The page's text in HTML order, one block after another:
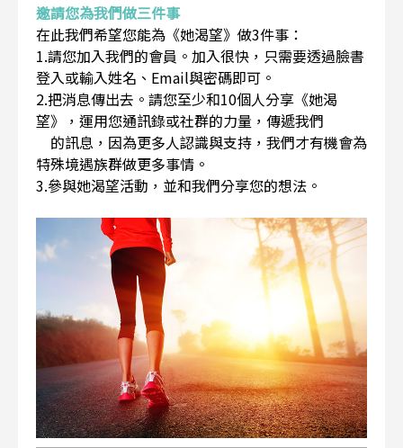
邀請您為我們做三件事
在此我們希望您能為《她渴望》做3件事：
1.請您加入我們的會員。加入很快，只需要透過臉書
登入或輸入姓名、Email與密碼即可。
2.把消息傳出去。請您至少和10個人分享《她渴
望》，運用您通訊錄或社群的力量，傳遞我們
的訊息，因為更多人認識與支持，我們才有機會為
特殊境遇族群做更多事情。
3.參與她渴望活動，並和我們分享您的想法。